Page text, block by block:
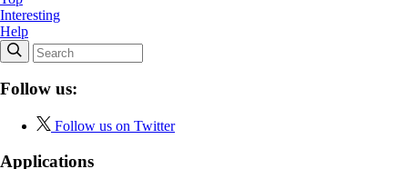
Interesting
Help
Follow us:
Follow us on Twitter
Applications